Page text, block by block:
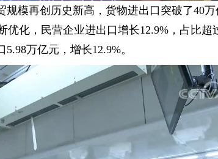
规模再创历史新高，货物进出口突破了40
化，民营企业进出口增长12.9%，占比超
万亿元，增长12.9%。